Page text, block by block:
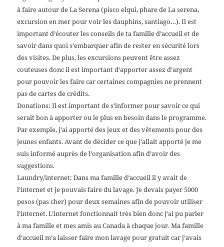
à faire autour de La Serena (pisco elqui, phare de La serena,
excursion en mer pour voir les dauphins, santiago…). Il est
important d’écouter les conseils de ta famille d’accueil et de
savoir dans quoi s’embarquer afin de rester en sécurité lors
des visites. De plus, les excursions peuvent être assez
couteuses donc il est important d’apporter assez d’argent
pour pouvoir les faire car certaines compagnies ne prennent
pas de cartes de crédits.
Donations: Il est important de s’informer pour savoir ce qui
serait bon à apporter ou le plus en besoin dans le programme.
Par exemple, j’ai apporté des jeux et des vêtements pour des
jeunes enfants. Avant de décider ce que j’allait apporté je me
suis informé auprès de l’organisation afin d’avoir des
suggestions.
Laundry/internet: Dans ma famille d’accueil il y avait de
l’internet et je pouvais faire du lavage. Je devais payer 5000
pesos (pas cher) pour deux semaines afin de pouvoir utiliser
l’internet. L’internet fonctionnait très bien donc j’ai pu parler
à ma famille et mes amis au Canada à chaque jour. Ma famille
d’accueil m’a laisser faire mon lavage pour gratuit car j’avais